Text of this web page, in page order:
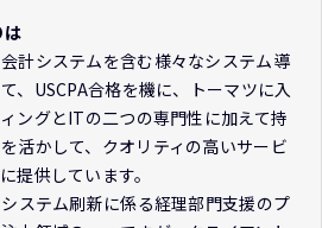
は
計システムを含む様々なシステム導
、USCPA合格を機に、トーマツに入
ングとITの二つの専門性に加えて持
活かして、クオリティの高いサービ
提供しています。
ステム刷新に係る経理部門支援のプ